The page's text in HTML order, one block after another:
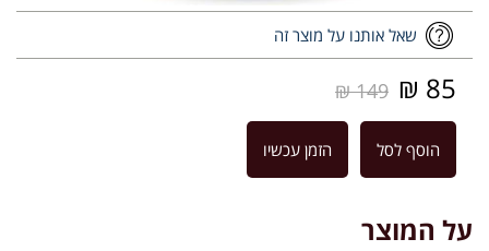
שאל אותנו על מוצר זה
85 ₪
149 ₪
הוסף לסל הזמן עכשיו
על המוצר